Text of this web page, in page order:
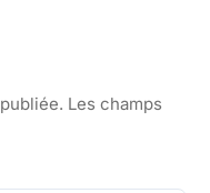
Les champs